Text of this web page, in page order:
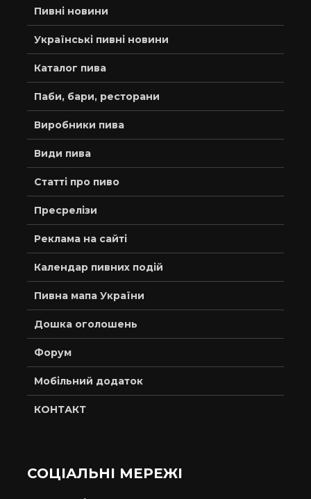
Пивні новини
Українські пивні новини
Каталог пива
Паби, бари, ресторани
Виробники пива
Види пива
Статті про пиво
Пресрелізи
Реклама на сайті
Календар пивних подій
Пивна мапа України
Дошка оголошень
Форум
Мобільний додаток
КОНТАКТ
СОЦІАЛЬНІ МЕРЕЖІ